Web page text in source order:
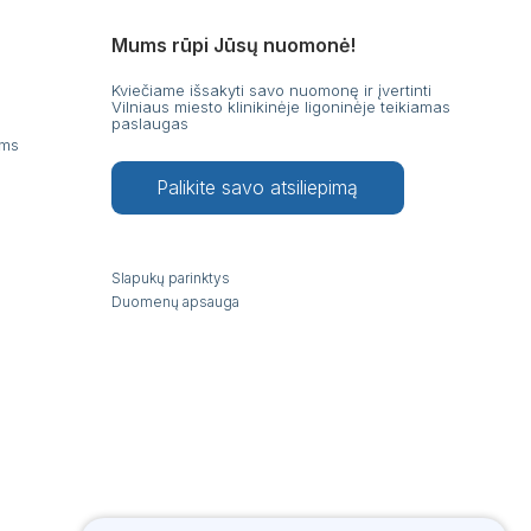
Mums rūpi Jūsų nuomonė!
Kviečiame išsakyti savo nuomonę ir įvertinti
Vilniaus miesto klinikinėje ligoninėje teikiamas
paslaugas
Palikite savo atsiliepimą
Slapukų parinktys
Duomenų apsauga